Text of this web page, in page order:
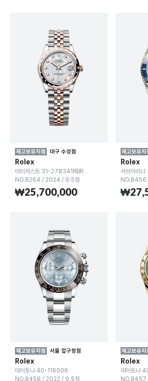
재고보유지점 대구 수성점
Rolex
데이저스트 31-278341RBR
NO.8264 / 2024 / 9.5점
₩25,700,000
재고보유지
Rolex
서브마리
NO.8456
재고보유지점 서울 압구정점
Rolex
데이토나 40-116506
NO.8458 / 2022 / 9.5점
재고보유지
Rolex
데이토나
NO.8457